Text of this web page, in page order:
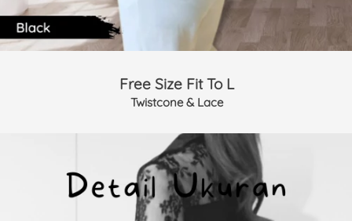
Free Size Fit To L
Twistcone & Lace